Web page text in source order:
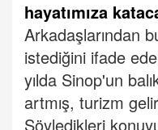
hayatımıza
Arkadaşlarından
istediğini ifade
yılda Sinop'un
artmış, turizm
Söyledikleri